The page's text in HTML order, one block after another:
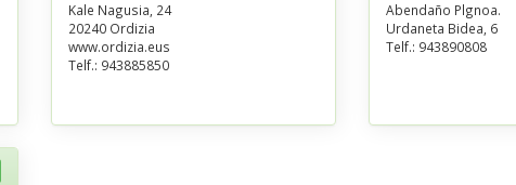
Kale Nagusia, 24
20240 Ordizia
www.ordizia.eus
Telf.: 943885850
Abendaño Plgnoa.
Urdaneta Bidea, 6
Telf.: 943890808